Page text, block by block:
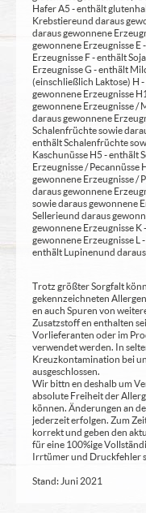
Hafer A5 - enthält
Krebstiere und daraus
daraus gewonnene
gewonnene Erzeugnisse E
Erzeugnisse F - enthält
Erzeugnisse G - enthält
(einschließlich Laktose) H
gewonnene Erzeugnisse
gewonnene Erzeugnisse /
daraus gewonnene
Schalenfrüchte sowie
enthält Schalenfrüchte
Kaschunüsse H5 - enthält
Erzeugnisse /
gewonnene Erzeugnisse /
daraus gewonnene
sowie daraus gewonnene
Sellerie und daraus
gewonnene Erzeugnisse K
gewonnene Erzeugnisse
enthält Lupinen und
Trotz größter Sorgfalt
gekennzeichneten
en auch Spuren von
Zusatzstoff en enthalten
Vorlieferanten oder im
verwendet werden. In
Kreuzkontamination bei
ausgeschlossen.
Wir bittn en deshalb um
absolute Freiheit der
können. Änderungen an
jederzeit erfolgen. Zum
korrekt und geben den
für eine 100%ige
Irrtümer und Druckfehler
Stand: Juni 2021